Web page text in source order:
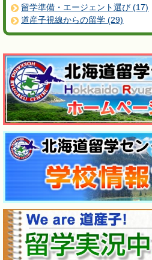
留学準備・エージェント選び (17)
道産子視線からの留学 (29)